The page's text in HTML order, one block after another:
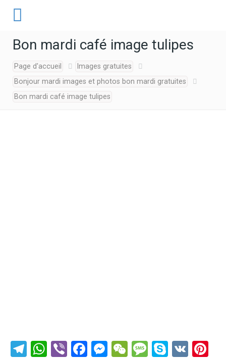
Bon mardi café image tulipes
Page d'accueil
Images gratuites
Bonjour mardi images et photos bon mardi gratuites
Bon mardi café image tulipes
Telegram
WhatsApp
ViberFacebook
Messenger
WeChat
Message
Skype
VK